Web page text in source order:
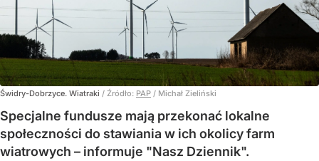
Świdry-Dobrzyce. Wiatraki / Źródło: PAP / Michał Zieliński
Specjalne fundusze mają przekonać lokalne
społeczności do stawiania w ich okolicy farm
wiatrowych – informuje "Nasz Dziennik".